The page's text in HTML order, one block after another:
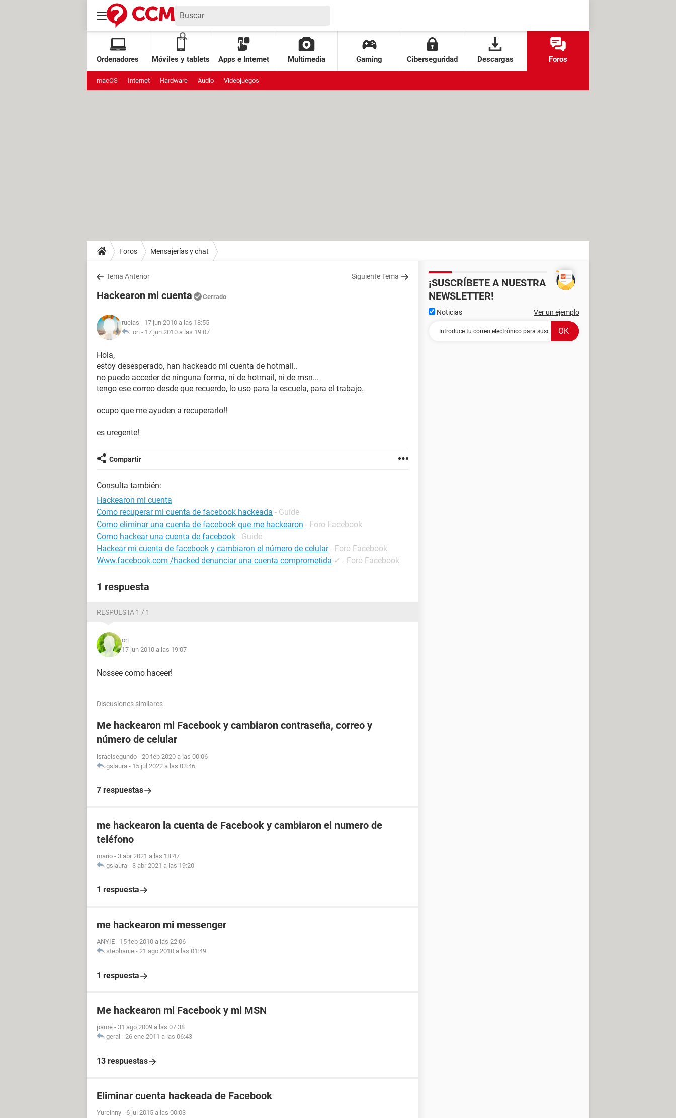
Ordenadores Móviles y tablets Apps e Internet Multimedia Gaming Ciberseguridad Descargas Foros
macOS Internet Hardware Audio Videojuegos
Foros Mensajerías y chat
Tema Anterior Siguiente Tema
Hackearon mi cuenta Cerrado
ruelas - 17 jun 2010 a las 18:55
ori - 17 jun 2010 a las 19:07
Hola,
estoy desesperado, han hackeado mi cuenta de hotmail..
no puedo acceder de ninguna forma, ni de hotmail, ni de msn...
tengo ese correo desde que recuerdo, lo uso para la escuela, para el trabajo.
ocupo que me ayuden a recuperarlo!!
es uregente!
Compartir
Consulta también:
Hackearon mi cuenta
Como recuperar mi cuenta de facebook hackeada - Guide
Como eliminar una cuenta de facebook que me hackearon - Foro Facebook
Como hackear una cuenta de facebook - Guide
Hackear mi cuenta de facebook y cambiaron el número de celular - Foro Facebook
Www.facebook.com /hacked denunciar una cuenta comprometida ✓ - Foro Facebook
1 respuesta
RESPUESTA 1 / 1
ori
17 jun 2010 a las 19:07
Nossee como haceer!
Discusiones similares
Me hackearon mi Facebook y cambiaron contraseña, correo y
número de celular
israelsegundo - 20 feb 2020 a las 00:06
gslaura - 15 jul 2022 a las 03:46
7 respuestas
me hackearon la cuenta de Facebook y cambiaron el numero de
teléfono
mario - 3 abr 2021 a las 18:47
gslaura - 3 abr 2021 a las 19:20
1 respuesta
me hackearon mi messenger
ANYIE - 15 feb 2010 a las 22:06
stephanie - 21 ago 2010 a las 01:49
1 respuesta
Me hackearon mi Facebook y mi MSN
pame - 31 ago 2009 a las 07:38
geral - 26 ene 2011 a las 06:43
13 respuestas
Eliminar cuenta hackeada de Facebook
Yureinny - 6 jul 2015 a las 00:03
¡SUSCRÍBETE A NUESTRA
NEWSLETTER!
Noticias Ver un ejemplo